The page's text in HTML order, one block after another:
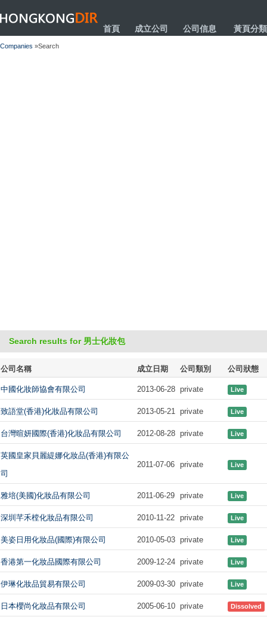
HONGKONGDIR
首頁 成立公司 公司信息 黃頁分類
Companies »Search
Search results for 男士化妝包
公司名稱 成立日期 公司類別 公司狀態
中國化妝師協會有限公司 2013-06-28 private Live
致語堂(香港)化妝品有限公司 2013-05-21 private Live
台灣暄妍國際(香港)化妝品有限公司 2012-08-28 private Live
英國皇家貝麗緹娜化妝品(香港)有限公
司
2011-07-06 private Live
雅培(美國)化妝品有限公司 2011-06-29 private Live
深圳芊禾樘化妝品有限公司 2010-11-22 private Live
美姿日用化妝品(國際)有限公司 2010-05-03 private Live
香港第一化妝品國際有限公司 2009-12-24 private Live
伊琳化妝品貿易有限公司 2009-03-30 private Live
日本櫻尚化妝品有限公司 2005-06-10 private Dissolved